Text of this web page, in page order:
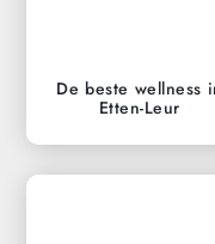
De beste wellness
Etten-Leur